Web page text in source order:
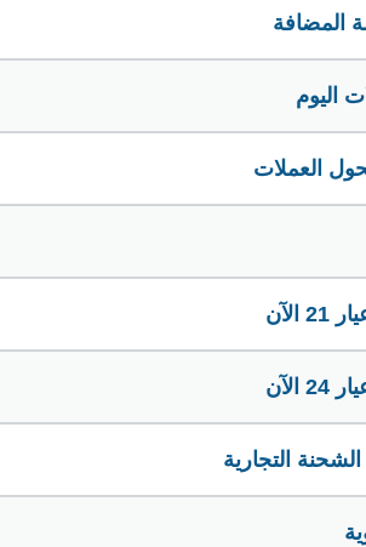
المضافة
اليوم
العملات